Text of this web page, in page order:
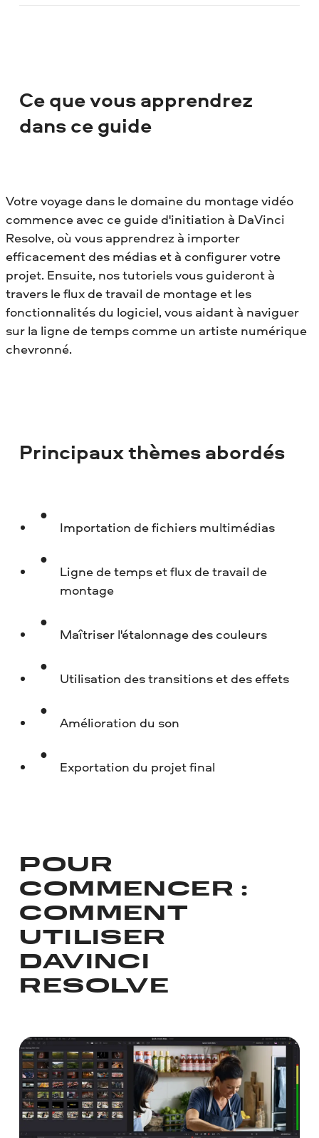
Ce que vous apprendrez
dans ce guide
Votre voyage dans le domaine du montage vidéo
commence avec ce guide d'initiation à DaVinci
Resolve, où vous apprendrez à importer
efficacement des médias et à configurer votre
projet. Ensuite, nos tutoriels vous guideront à
travers le flux de travail de montage et les
fonctionnalités du logiciel, vous aidant à naviguer
sur la ligne de temps comme un artiste numérique
chevronné.
Principaux thèmes abordés
Importation de fichiers multimédias
Ligne de temps et flux de travail de
montage
Maîtriser l'étalonnage des couleurs
Utilisation des transitions et des effets
Amélioration du son
Exportation du projet final
POUR
COMMENCER :
COMMENT
UTILISER
DAVINCI
RESOLVE